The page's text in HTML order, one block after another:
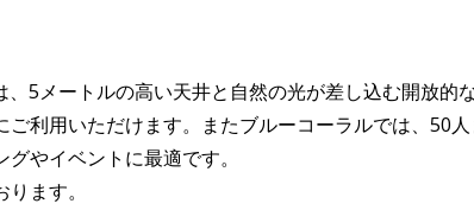
、5メートルの高い天井と自然の光が差し込む開放
利用いただけます。またブルーコーラルでは、50
やイベントに最適です。
ます。